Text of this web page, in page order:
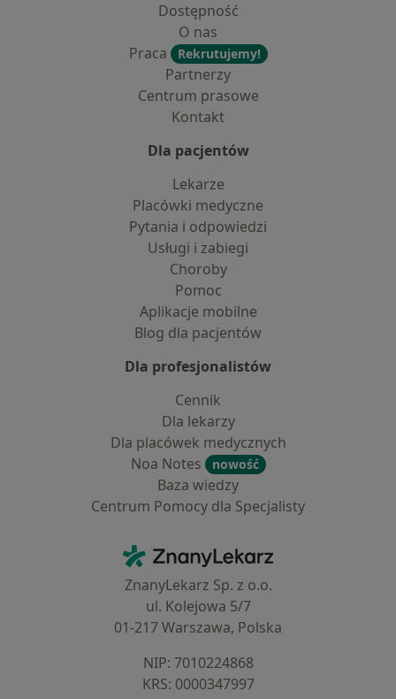
Dostępność
O nas
Praca
Rekrutujemy!
Partnerzy
Centrum prasowe
Kontakt
Dla pacjentów
Lekarze
Placówki medyczne
Pytania i odpowiedzi
Usługi i zabiegi
Choroby
Pomoc
Aplikacje mobilne
Blog dla pacjentów
Dla profesjonalistów
Cennik
Dla lekarzy
Dla placówek medycznych
Noa Notes
nowość
Baza wiedzy
Centrum Pomocy dla Specjalisty
ZnanyLekarz - Strona główna
ZnanyLekarz Sp. z o.o.
ul. Kolejowa 5/7
01-217 Warszawa, Polska
NIP: ⁠7010224868
KRS: ⁠0000347997